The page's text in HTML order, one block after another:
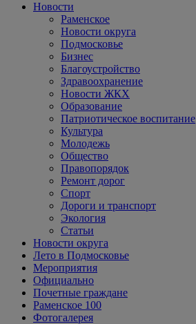
Новости
Раменское
Новости округа
Подмосковье
Бизнес
Благоустройство
Здравоохранение
Новости ЖКХ
Образование
Патриотическое воспитание
Культура
Молодежь
Общество
Правопорядок
Ремонт дорог
Спорт
Дороги и транспорт
Экология
Статьи
Новости округа
Лето в Подмосковье
Мероприятия
Официально
Почетные граждане
Раменское 100
Фотогалерея